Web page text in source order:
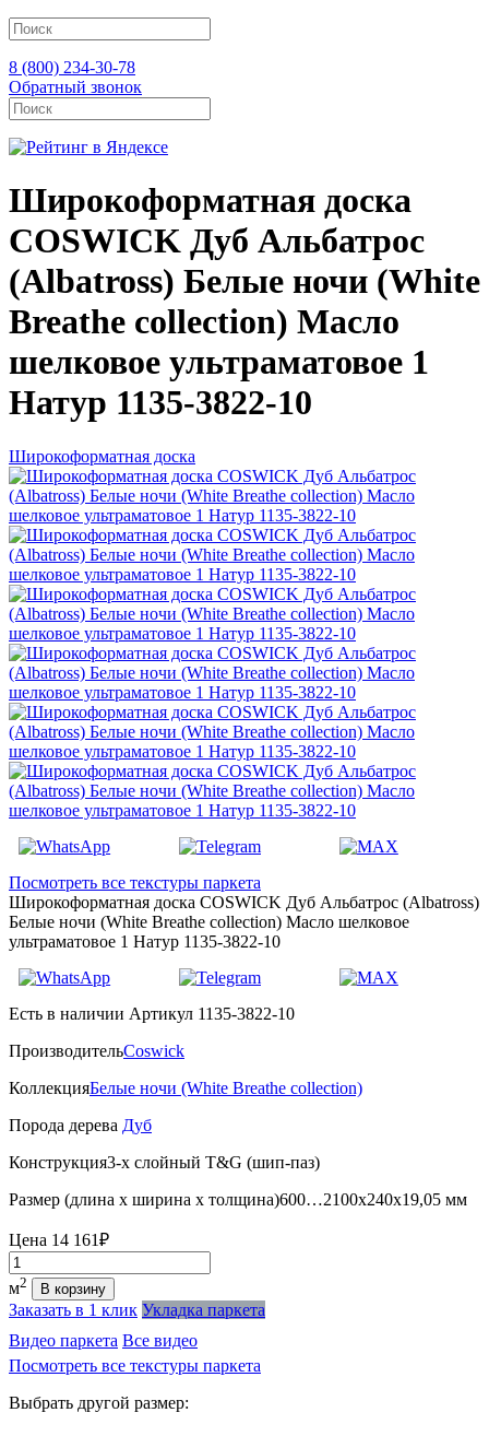
8 (800) 234-30-78
Обратный звонок
Широкоформатная доска
COSWICK Дуб Альбатрос
(Albatross) Белые ночи (White
Breathe collection) Масло
шелковое ультраматовое 1
Натур 1135-3822-10
Широкоформатная доска
Посмотреть все текстуры паркета
Широкоформатная доска COSWICK Дуб Альбатрос (Albatross)
Белые ночи (White Breathe collection) Масло шелковое
ультраматовое 1 Натур 1135-3822-10
Есть в наличии Артикул 1135-3822-10
ПроизводительCoswick
КоллекцияБелые ночи (White Breathe collection)
Порода дерева Дуб
Конструкция3-х слойный T&G (шип-паз)
Размер (длина х ширина х толщина)600…2100х240х19,05 мм
Цена 14 161₽
Количество
м2 В корзину
Заказать в 1 клик Укладка паркета
Видео паркета Все видео
Посмотреть все текстуры паркета
Выбрать другой размер: